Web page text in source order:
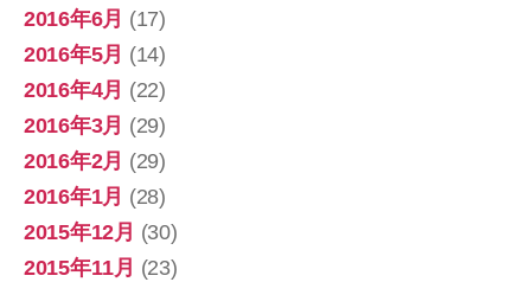
2016年6月 (17)
2016年5月 (14)
2016年4月 (22)
2016年3月 (29)
2016年2月 (29)
2016年1月 (28)
2015年12月 (30)
2015年11月 (23)